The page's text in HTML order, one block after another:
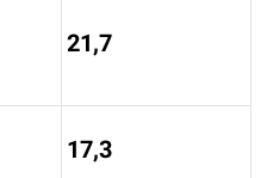
21,7
17,3